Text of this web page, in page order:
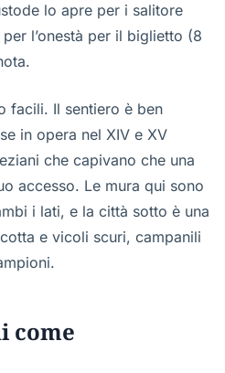
lo apre per i salitore
per l’onestà per il biglietto (8
facili. Il sentiero è ben
in opera nel XIV e XV
che capivano che una
accesso. Le mura qui sono
i lati, e la città sotto è una
e vicoli scuri, campanili
come